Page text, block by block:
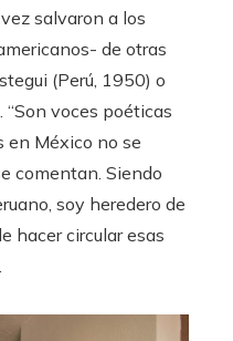
salvaron a los
de otras
(Perú, 1950) o
“Son voces poéticas
en México no se
comentan. Siendo
soy heredero de
hacer circular esas